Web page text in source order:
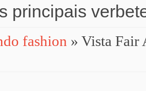
principais
fashion » Vista Fair